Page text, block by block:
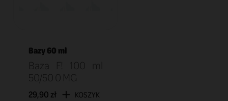
Bazy 60 ml
Baza F! 100 ml
50/50 0 MG
29,90 zł KOSZYK